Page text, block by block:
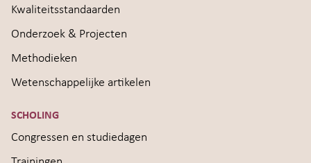
Kwaliteitsstandaarden
Onderzoek & Projecten
Methodieken
Wetenschappelijke artikelen
SCHOLING
Congressen en studiedagen